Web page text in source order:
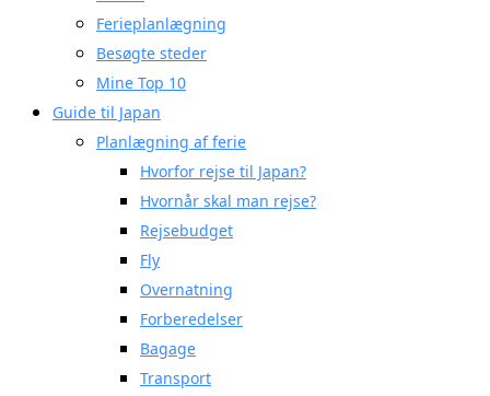
Ferieplanlægning
Besøgte steder
Mine Top 10
Guide til Japan
Planlægning af ferie
Hvorfor rejse til Japan?
Hvornår skal man rejse?
Rejsebudget
Fly
Overnatning
Forberedelser
Bagage
Transport